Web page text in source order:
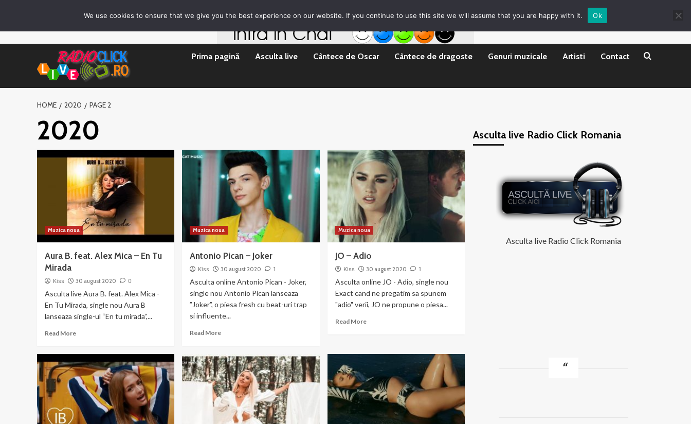
conținut
Asculta live Despre Noi Emisiuni Grila Emisii Promovare Artisti noi Vrei sa fii DJ?
Prima pagină Asculta live Cântece de Oscar Cântece de dragoste Genuri muzicale Artisti Contact
HOME 2020 PAGE 2
2020
Muzica noua
Aura B. feat. Alex Mica – En Tu
Mirada
Kiss 30 august 2020 0
Asculta live Aura B. feat. Alex Mica -
En Tu Mirada, single nou Aura B
lanseaza single-ul “En tu mirada”,...
Read MoreRead
Aura
B.
feat.
Alex
Mica
–
En
Muzica noua
Antonio Pican – Joker
Kiss 30 august 2020 1
Asculta online Antonio Pican - Joker,
single nou Antonio Pican lanseaza
”Joker”, o piesa fresh cu beat-uri trap
si influente...
Read MoreRead
Antonio
Pican
–
Joker
Muzica noua
JO – Adio
Kiss 30 august 2020 1
Asculta online JO - Adio, single nou
Exact cand ne pregatim sa spunem
"adio" verii, JO ne propune o piesa...
Read MoreRead
Asculta live Radio Click Romania
Asculta live Radio Click Romania
We use cookies to ensure that we give you the best experience on our website. If you continue to use this site we will assume that you are happy with it. Ok